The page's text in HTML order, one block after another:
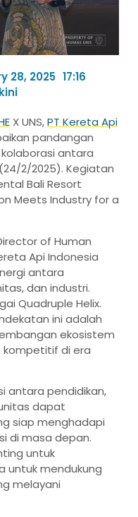
28, 2025 17:16
X UNS,PT Kereta Api
pandangan
antara
2/2025). Kegiatan
Bali Resort
Meets Industry for a
of Human
Api Indonesia
antara
dan industri.
Quadruple Helix.
ini adalah
ekosistem
di era
antara pendidikan,
dapat
siap menghadapi
di masa depan.
untuk
untuk mendukung
melayani